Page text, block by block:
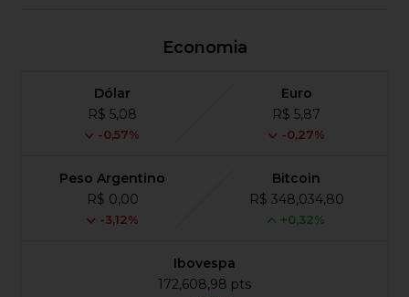
Economia
Dólar
R$ 5,08
-0,57%
Euro
R$ 5,87
-0,27%
Peso Argentino
R$ 0,00
-3,12%
Bitcoin
R$ 348,034,80
+0,32%
Ibovespa
172,608,98 pts